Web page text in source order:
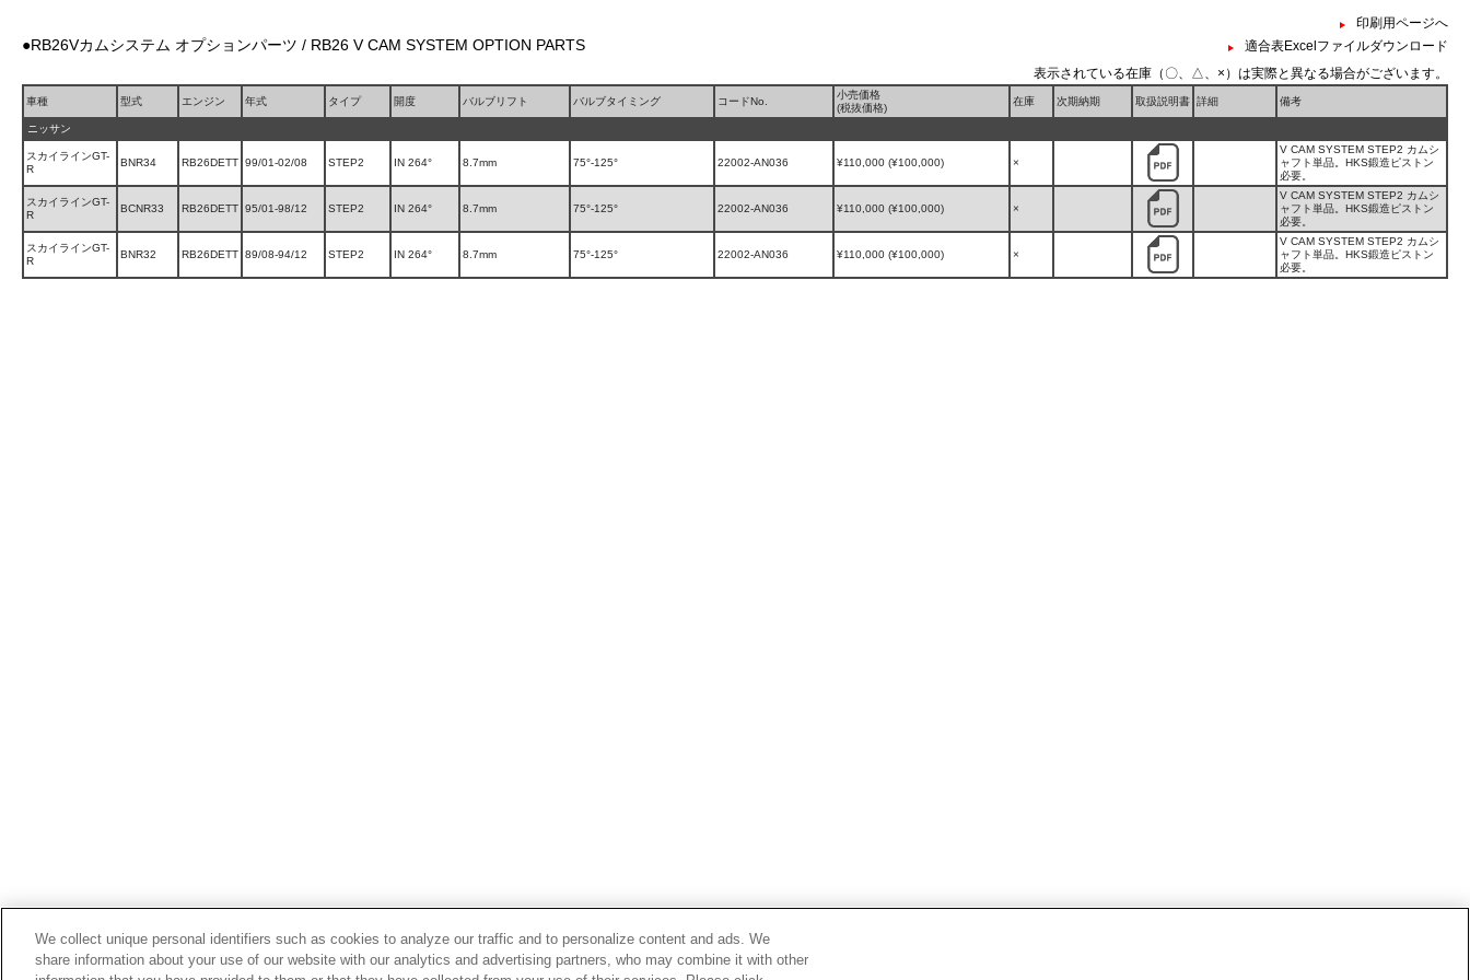
印刷用ページへ
●RB26Vカムシステム オプションパーツ / RB26 V CAM SYSTEM OPTION PARTS
適合表Excelファイルダウンロード
表示されている在庫（〇、△、×）は実際と異なる場合がございます。
車種 型式 エンジン 年式 タイプ 開度 バルブリフト バルブタイミング コードNo.
小売価格
(税抜価格)
在庫 次期納期 取扱説明書 詳細 備考
ニッサン
スカイラインGT-
R
BNR34 RB26DETT 99/01-02/08 STEP2 IN 264° 8.7mm 75°-125° 22002-AN036 ¥110,000 (¥100,000) ×
V CAM SYSTEM STEP2 カムシ
ャフト単品。HKS鍛造ピストン
必要。
スカイラインGT-
R
BCNR33 RB26DETT 95/01-98/12 STEP2 IN 264° 8.7mm 75°-125° 22002-AN036 ¥110,000 (¥100,000) ×
V CAM SYSTEM STEP2 カムシ
ャフト単品。HKS鍛造ピストン
必要。
スカイラインGT-
R
BNR32 RB26DETT 89/08-94/12 STEP2 IN 264° 8.7mm 75°-125° 22002-AN036 ¥110,000 (¥100,000) ×
V CAM SYSTEM STEP2 カムシ
ャフト単品。HKS鍛造ピストン
必要。
We collect unique personal identifiers such as cookies to analyze our traffic and to personalize content and ads. We
share information about your use of our website with our analytics and advertising partners, who may combine it with other